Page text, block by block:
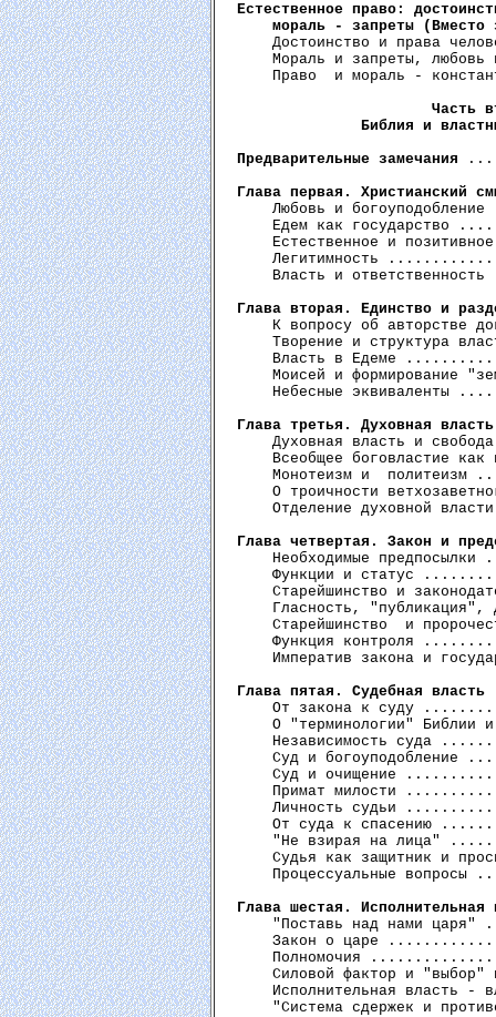
Естественное право:
мораль - запреты (Вместо
Достоинство и права
Мораль и запреты, любовь
Право  и мораль -
Часть
Библия и
Предварительные замечания
Глава первая. Христианский
Любовь и богоуподобление
Едем как государство
Естественное и
Легитимность
Власть и ответственность
Глава вторая. Единство и
К вопросу об авторстве
Творение и структура
Власть в Едеме
Моисей и формирование
Небесные эквиваленты
Глава третья. Духовная власть
Духовная власть и
Всеобщее боговластие как
Монотеизм и  политеизм
О троичности
Отделение духовной
Глава четвертая. Закон и
Необходимые предпосылки
Функции и статус
Старейшинство и
Гласность, "публикация",
Старейшинство  и
Функция контроля
Императив закона и
Глава пятая. Судебная власть
От закона к суду
О "терминологии" Библии
Независимость суда
Суд и богоуподобление
Суд и очищение
Примат милости
Личность судьи
От суда к спасению
"Не взирая на лица"
Судья как защитник и
Процессуальные вопросы
Глава шестая. Исполнительная
"Поставь над нами царя"
Закон о царе
Полномочия
Силовой фактор и "выбор"
Исполнительная власть -
"Система сдержек и